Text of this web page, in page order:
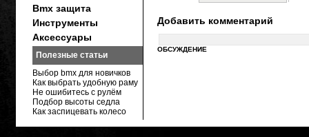
Добавить комментарий
ОБСУЖДЕНИЕ
Bmx защита
Инструменты
Аксессуары
Полезные статьи
Выбор bmx для новичков
Как выбрать удобную раму
Не ошибитесь с рулём
Подбор высоты седла
Как заспицевать колесо